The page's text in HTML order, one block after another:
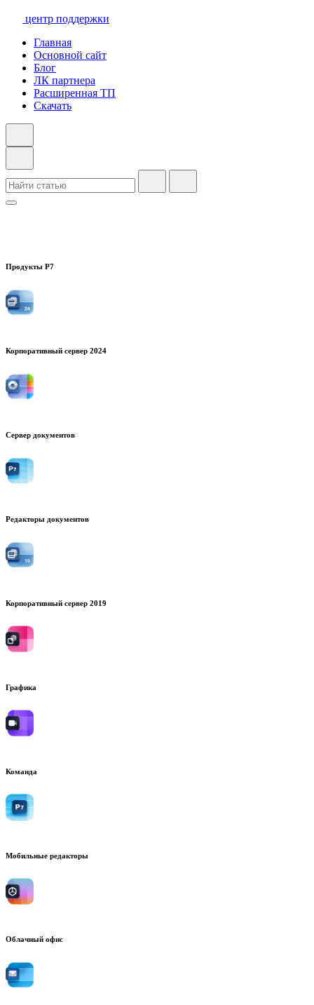
центр поддержки
Главная
Основной сайт
Блог
ЛК партнера
Расширенная ТП
Скачать
Продукты Р7
Корпоративный сервер 2024
Сервер документов
Редакторы документов
Корпоративный сервер 2019
Графика
Команда
Мобильные редакторы
Облачный офис